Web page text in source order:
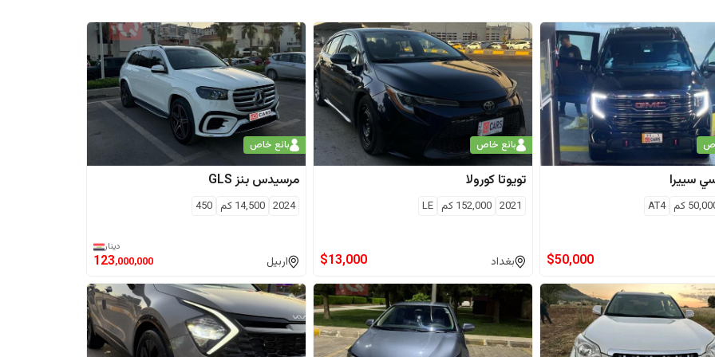
سييرا
كم AT4
$50,000
بائع خاص
تويوتا كورولا
2021
152,000 كم LE
بغداد $13,000
بائع خاص
مرسيدس بنزGLS
2024
14,500 كم 450
اربيل
دينار
123,000,000